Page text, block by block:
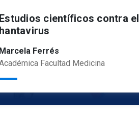
Estudios científicos contra el
hantavirus
Marcela Ferrés
Facultad Medicina